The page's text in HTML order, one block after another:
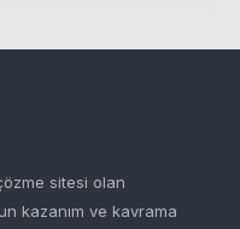
sitesi olan
kazanım ve kavrama